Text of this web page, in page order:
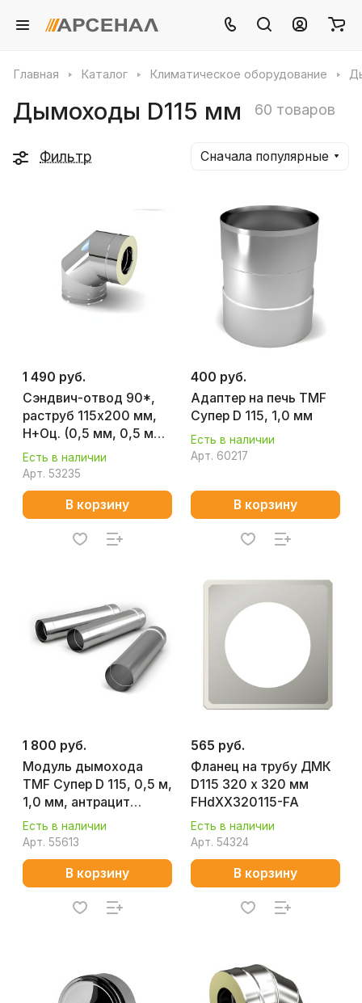
Главная Каталог Климатическое оборудование
Дымоходы D115 мм 60 товаров
Фильтр Сначала популярные
1 490 руб.
Сэндвич-отвод 90*,
раструб 115х200 мм,
Н+Оц. (0,5 мм, 0,5 мм)
(К)
Есть в наличии
Арт. 53235
В корзину
400 руб.
Адаптер на печь TMF
Супер D 115, 1,0 мм
Есть в наличии
Арт. 60217
В корзину
1 800 руб.
Модуль дымохода
TMF Супер D 115, 0,5 м,
1,0 мм, антрацит
5560018
Есть в наличии
Арт. 55613
В корзину
565 руб.
Фланец на трубу ДМК
D115 320 х 320 мм
FHdXX320115-FA
Есть в наличии
Арт. 54324
В корзину